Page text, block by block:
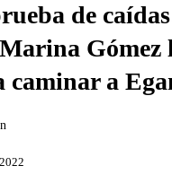
de
Gómez
caminar a